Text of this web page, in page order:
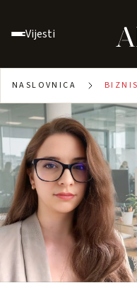
Vijesti
NASLOVNICA BIZNIS